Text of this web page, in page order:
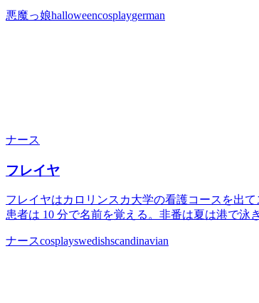
悪魔っ娘halloweencosplaygerman
ナース
フレイヤ
フレイヤはカロリンスカ大学の看護コースを出
患者は 10 分で名前を覚える。非番は夏は港で泳
ナースcosplayswedishscandinavian